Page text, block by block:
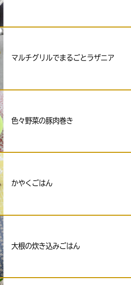
マルチグリルでまるごとラザニア
色々野菜の豚肉巻き
かやくごはん
大根の炊き込みごはん